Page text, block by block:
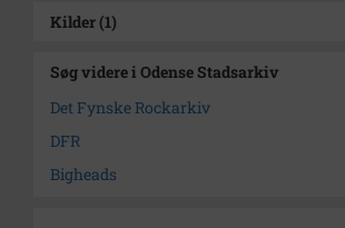
Kilder (1)
Søg videre i Odense Stadsarkiv
Det Fynske Rockarkiv
DFR
Bigheads